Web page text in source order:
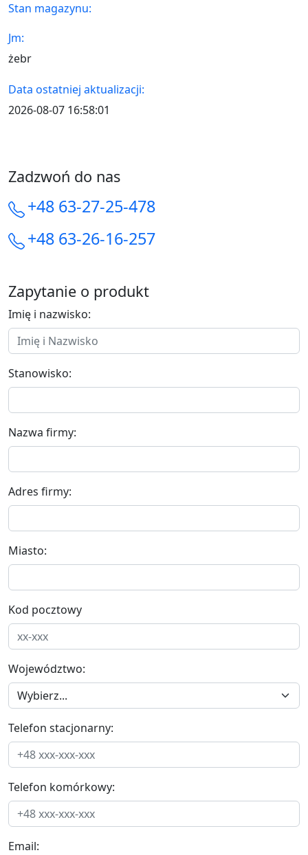
Stan magazynu:
Jm:
żebr
Data ostatniej aktualizacji:
2026-08-07 16:58:01
Zadzwoń do nas
+48 63-27-25-478
+48 63-26-16-257
Zapytanie o produkt
Imię i nazwisko:
Stanowisko:
Nazwa firmy:
Adres firmy:
Miasto:
Kod pocztowy
Województwo:
Telefon stacjonarny:
Telefon komórkowy:
Email: